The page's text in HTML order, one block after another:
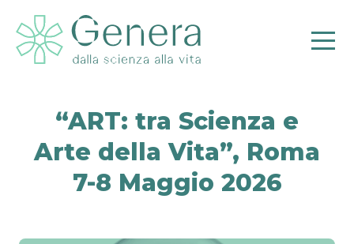
“ART: tra Scienza e
Arte della Vita”, Roma
7-8 Maggio 2026